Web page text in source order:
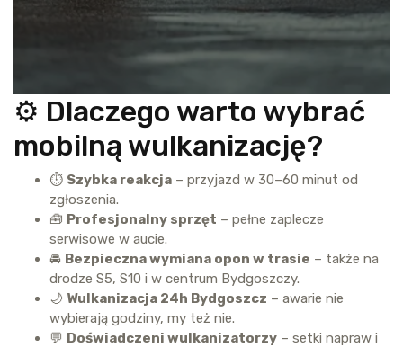
⚙️ Dlaczego warto wybrać
mobilną wulkanizację?
⏱️ Szybka reakcja – przyjazd w 30–60 minut od
zgłoszenia.
🧰 Profesjonalny sprzęt – pełne zaplecze
serwisowe w aucie.
🚘 Bezpieczna wymiana opon w trasie – także na
drodze S5, S10 i w centrum Bydgoszczy.
🌙 Wulkanizacja 24h Bydgoszcz – awarie nie
wybierają godziny, my też nie.
💬 Doświadczeni wulkanizatorzy – setki napraw i